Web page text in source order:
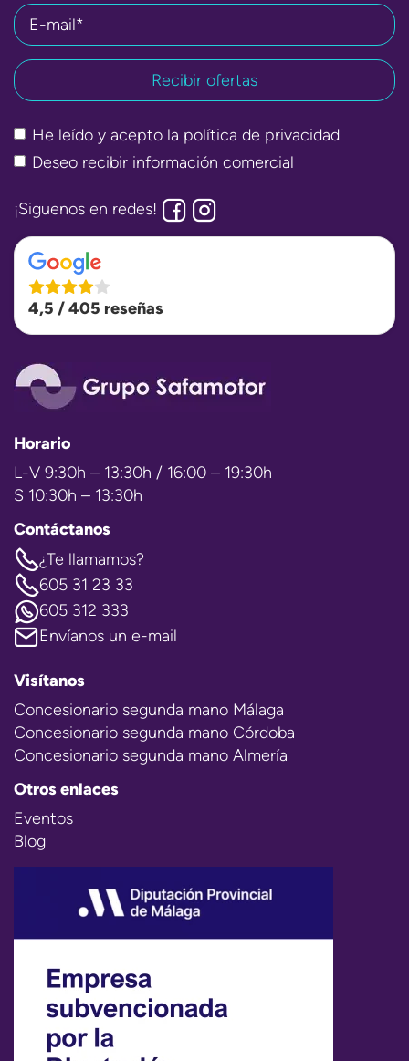
E-mail*
He leído y acepto la política de privacidad
Deseo recibir información comercial
¡Siguenos en redes!
4,5 / 405 reseñas
Horario
L-V 9:30h – 13:30h / 16:00 – 19:30h
S 10:30h – 13:30h
Contáctanos
¿Te llamamos?
605 31 23 33
605 312 333
Envíanos un e-mail
Visítanos
Concesionario segunda mano Málaga
Concesionario segunda mano Córdoba
Concesionario segunda mano Almería
Otros enlaces
Eventos
Blog